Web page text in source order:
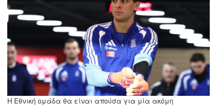
Η Εθνική ομάδα θα είναι απούσα για μία ακόμη